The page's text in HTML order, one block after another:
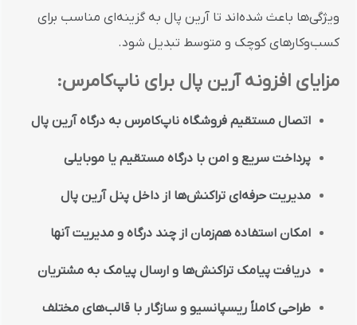
ویژگی‌ها باعث شده‌اند تا آرین پال بهگزینه‌ای مناسب برای
کسب‌وکارهای کوچک و متوسط تبدیل شود.
مزایای افزونهآرین پال برای ناپ‌کامرس:
اتصال مستقیم فروشگاه ناپ‌کامرس به درگاهآرین پال
پرداخت سریع و امن با درگاه مستقیم یا موبایلی
مدیریت حرفه‌ای تراکنش‌ها از داخل پنلآرین پال
امکان استفادههم‌زمان ازچند درگاه و مدیریتآنها
دریافت پیامک تراکنش‌ها و ارسال پیامک به مشتریان
طراحیکاملاً ریسپانسیو و سازگار با قالب‌های مختلف